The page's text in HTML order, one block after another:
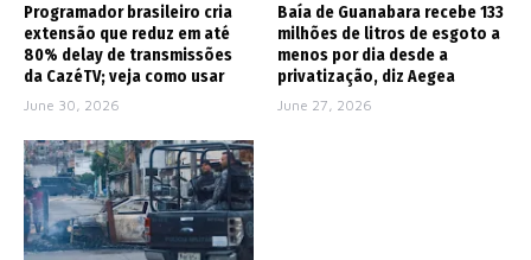
Programador brasileiro cria
extensão que reduz em até
80% delay de transmissões
da CazéTV; veja como usar
June 30, 2026
Baía de Guanabara recebe 133
milhões de litros de esgoto a
menos por dia desde a
privatização, diz Aegea
June 27, 2026